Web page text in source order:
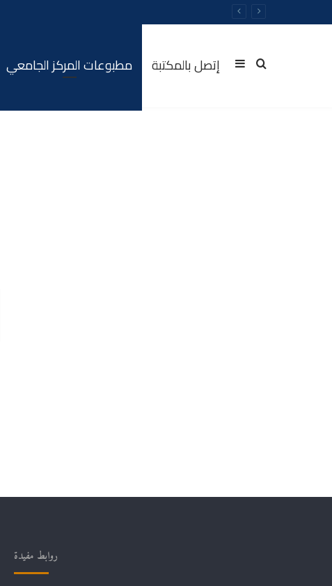
مطبوعات المركز الجامعي إتصل بالمكتبة Rechercher
Sidebar
روابط مفيدة